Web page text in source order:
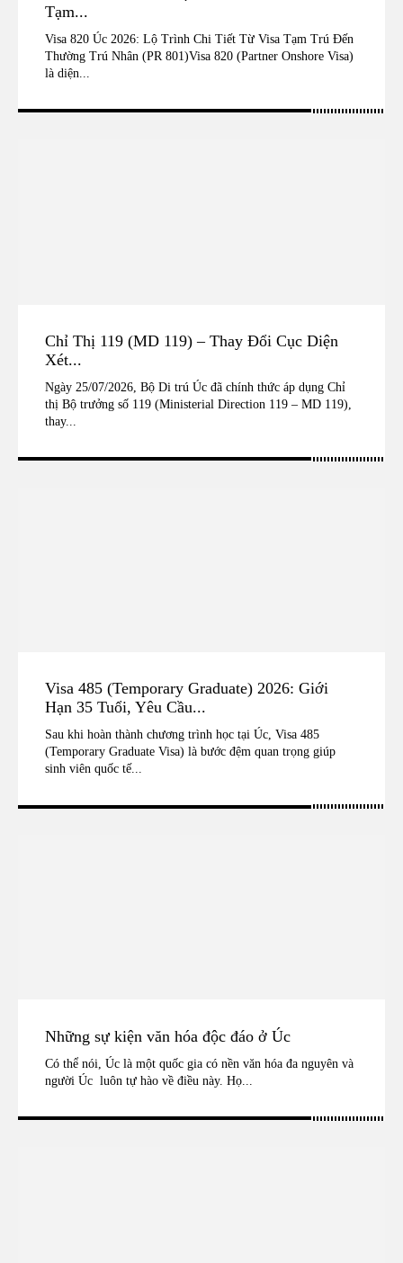
Tạm...
Visa 820 Úc 2026: Lộ Trình Chi Tiết Từ Visa Tạm Trú Đến
Thường Trú Nhân (PR 801)Visa 820 (Partner Onshore Visa)
là diện...
Chỉ Thị 119 (MD 119) – Thay Đổi Cục Diện
Xét...
Ngày 25/07/2026, Bộ Di trú Úc đã chính thức áp dụng Chỉ
thị Bộ trưởng số 119 (Ministerial Direction 119 – MD 119),
thay...
Visa 485 (Temporary Graduate) 2026: Giới
Hạn 35 Tuổi, Yêu Cầu...
Sau khi hoàn thành chương trình học tại Úc, Visa 485
(Temporary Graduate Visa) là bước đệm quan trọng giúp
sinh viên quốc tế...
Những sự kiện văn hóa độc đáo ở Úc
Có thể nói, Úc là một quốc gia có nền văn hóa đa nguyên và
người Úc luôn tự hào về điều này. Họ...